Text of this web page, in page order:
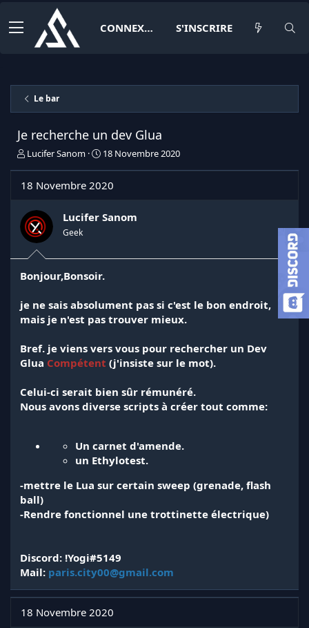
CONNEXION S'INSCRIRE
Le bar
Je recherche un dev Glua
I
t
a
t
e
u
d
l
d
s
c
s
s
i
Lucifer Sanom
D
e
e
t
18 Novembre 2020
18 Novembre 2020
Lucifer Sanom
Geek
Bonjour,Bonsoir.
je ne sais absolument pas si c'est le bon endroit,
mais je n'est pas trouver mieux.
Bref. je viens vers vous pour rechercher un Dev
Glua Compétent (j'insiste sur le mot).
Celui-ci serait bien sûr rémunéré.
Nous avons diverse scripts à créer tout comme:
Un carnet d'amende.
un Ethylotest.
-mettre le Lua sur certain sweep (grenade, flash
ball)
-Rendre fonctionnel une trottinette électrique)
Discord: !Yogi#5149
Mail: paris.city00@gmail.com
18 Novembre 2020